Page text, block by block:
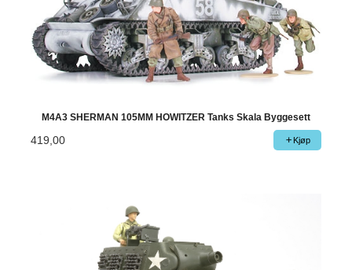
M4A3 SHERMAN 105MM HOWITZER Tanks Skala Byggesett
419,00 Kjøp